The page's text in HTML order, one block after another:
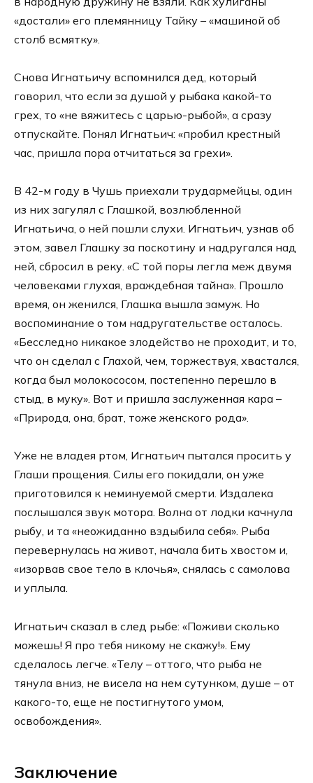
«достали» его племянницу Тайку – «машиной об
столб всмятку».
Снова Игнатьичу вспомнился дед, который
говорил, что если за душой у рыбака какой-то
грех, то «не вяжитесь с царью-рыбой», а сразу
отпускайте. Понял Игнатьич: «пробил крестный
час, пришла пора отчитаться за грехи».
В 42-м году в Чушь приехали трудармейцы, один
из них загулял с Глашкой, возлюбленной
Игнатьича, о ней пошли слухи. Игнатьич, узнав об
этом, завел Глашку за поскотину и надругался над
ней, сбросил в реку. «С той поры легла меж двумя
человеками глухая, враждебная тайна». Прошло
время, он женился, Глашка вышла замуж. Но
воспоминание о том надругательстве осталось.
«Бесследно никакое злодейство не проходит, и то,
что он сделал с Глахой, чем, торжествуя, хвастался,
когда был молокососом, постепенно перешло в
стыд, в муку». Вот и пришла заслуженная кара –
«Природа, она, брат, тоже женского рода».
Уже не владея ртом, Игнатьич пытался просить у
Глаши прощения. Силы его покидали, он уже
приготовился к неминуемой смерти. Издалека
послышался звук мотора. Волна от лодки качнула
рыбу, и та «неожиданно вздыбила себя». Рыба
перевернулась на живот, начала бить хвостом и,
«изорвав свое тело в клочья», снялась с самолова
и уплыла.
Игнатьич сказал в след рыбе: «Поживи сколько
можешь! Я про тебя никому не скажу!». Ему
сделалось легче. «Телу – оттого, что рыба не
тянула вниз, не висела на нем сутунком, душе – от
какого-то, еще не постигнутого умом,
освобождения».
Заключение